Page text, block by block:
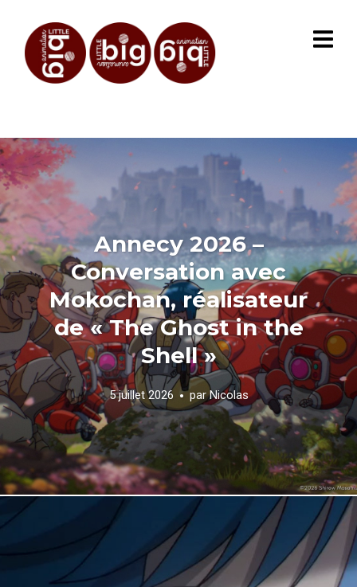
Annecy 2026 –
Conversation avec
Mokochan, réalisateur
de « The Ghost in the
Shell »
5 juillet 2026 parNicolas